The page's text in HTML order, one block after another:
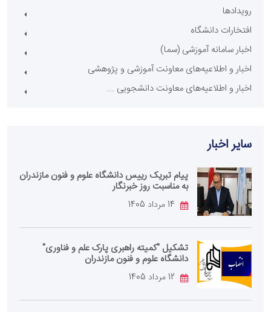
رویدادها
افتخارات دانشگاه
اخبار سامانه آموزشی (سما)
اخبار و اطلاعیه‌های معاونت آموزشی و پژوهشی
اخبار و اطلاعیه‌های معاونت دانشجویی ...
سایر اخبار
پیام تبریک رییس دانشگاه علوم و فنون مازندران
به مناسبت روز خبرنگار
تشکیل "کمیته راهبری پارک علم و فناوری"
دانشگاه علوم و فنون مازندران